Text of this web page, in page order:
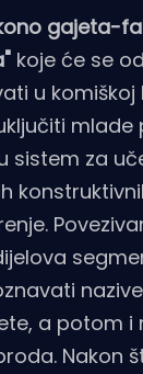
gajeta-
koje će se od
u komiškoj
mlade
sistem za
a potom i
Nakon